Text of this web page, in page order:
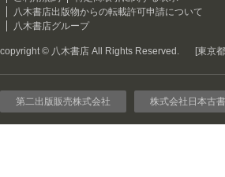
八木書店出版物からの転載許可申請について
八木書店グループ
copyright © 八木書店 All Rights Reserved. [東京
第二出版販売株式会社 株式会社日本古